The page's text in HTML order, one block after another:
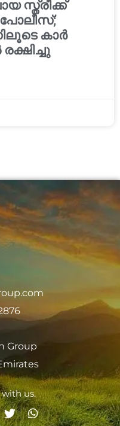
സ്ത്രീക്ക്
കാർ
Group
us.